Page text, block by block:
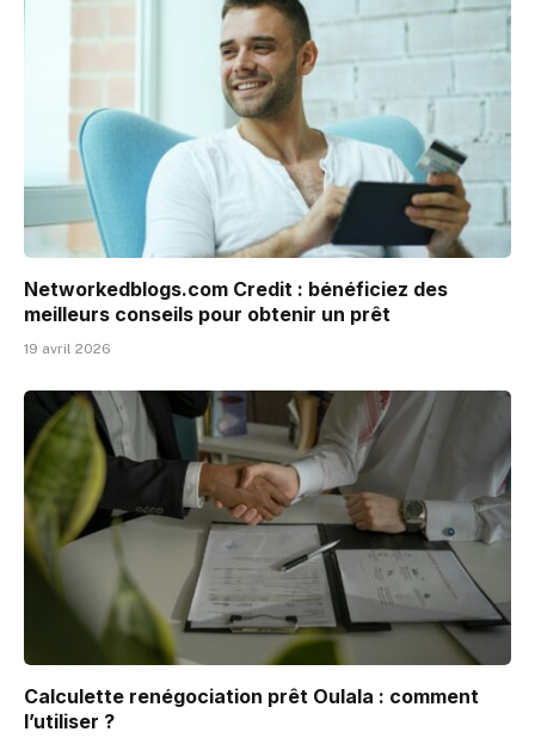
Networkedblogs.com Credit : bénéficiez des
meilleurs conseils pour obtenir un prêt
19 avril 2026
Calculette renégociation prêt Oulala : comment
l’utiliser ?